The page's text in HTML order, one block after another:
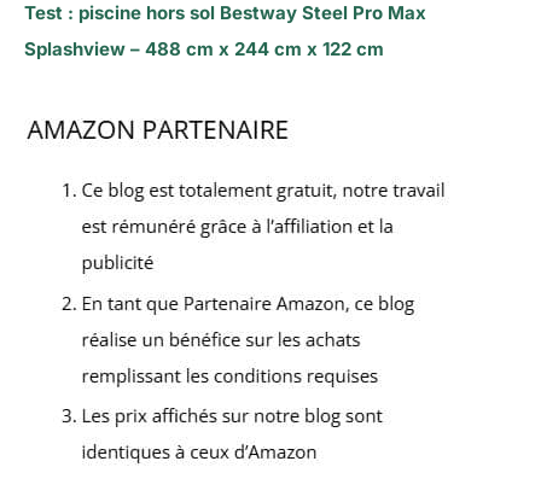
Test : piscine hors sol Bestway Steel Pro Max
Splashview – 488 cm x 244 cm x 122 cm